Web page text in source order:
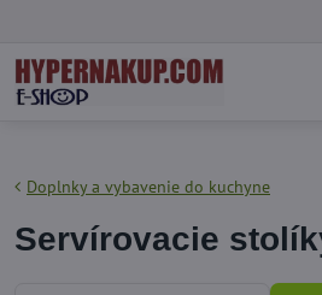
Doplnky a vybavenie do kuchyne
Servírovacie